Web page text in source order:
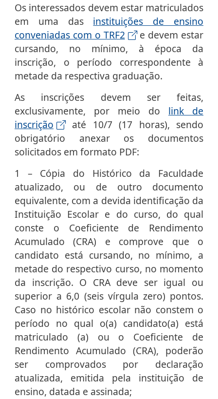
Os interessados devem estar matriculados
em uma das instituições de ensino
conveniadas com o TRF2
e devem estar
cursando, no mínimo, à época da
inscrição, o período correspondente à
metade da respectiva graduação.
As inscrições devem ser feitas,
exclusivamente, por meio do link de
inscrição
até 10/7 (17 horas), sendo
obrigatório anexar os documentos
solicitados em formato PDF:
1 – Cópia do Histórico da Faculdade
atualizado, ou de outro documento
equivalente, com a devida identificação da
Instituição Escolar e do curso, do qual
conste o Coeficiente de Rendimento
Acumulado (CRA) e comprove que o
candidato está cursando, no mínimo, a
metade do respectivo curso, no momento
da inscrição. O CRA deve ser igual ou
superior a 6,0 (seis vírgula zero) pontos.
Caso no histórico escolar não constem o
período no qual o(a) candidato(a) está
matriculado (a) ou o Coeficiente de
Rendimento Acumulado (CRA), poderão
ser comprovados por declaração
atualizada, emitida pela instituição de
ensino, datada e assinada;